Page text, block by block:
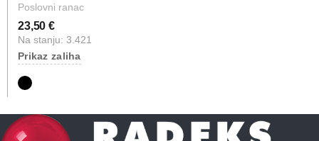
Poslovni ranac
23,50 €
Na stanju: 3.421
Prikaz zaliha